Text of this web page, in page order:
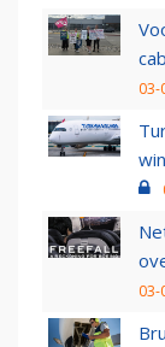
03-
03-